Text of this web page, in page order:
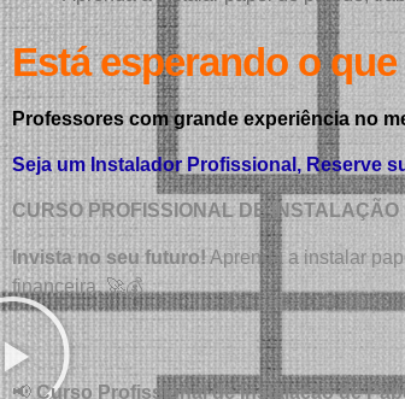
Está esperando o
Professores com grande experiência no
Seja um Instalador Profissional, Reserve
CURSO PROFISSIONAL DE
Invista no seu futuro!Aprenda a instalar
financeira. 🚀💰
📢Curso Profissional de Instalação de